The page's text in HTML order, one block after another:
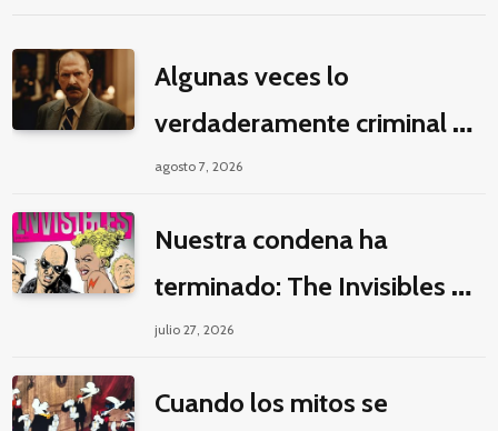
Algunas veces lo
verdaderamente criminal es
pasar horas y horas viendo
agosto 7, 2026
Nuestra condena ha
terminado: The Invisibles y
la guerra por la imaginación
julio 27, 2026
Cuando los mitos se